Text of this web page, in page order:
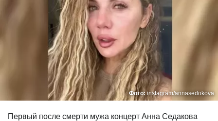
Фото: instagram/annasedokova
Первый после смерти мужа концерт Анна Седакова